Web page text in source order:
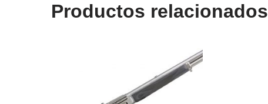
Productos relacionados